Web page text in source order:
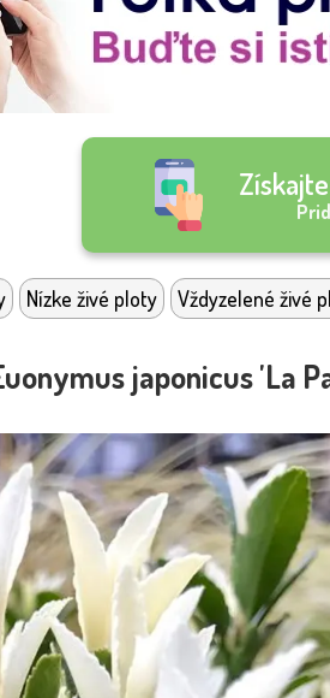
Nízke živé ploty Vždyzelené živé
japonicus 'La